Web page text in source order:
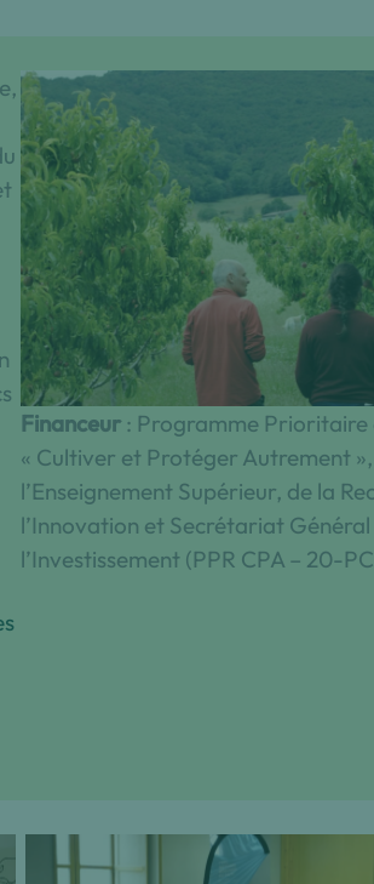
Financeur : Programme Prioritaire
« Cultiver et Protéger Autrement
l’Enseignement Supérieur, de la
l’Innovation et Secrétariat
l’Investissement (PPR CPA – 20-